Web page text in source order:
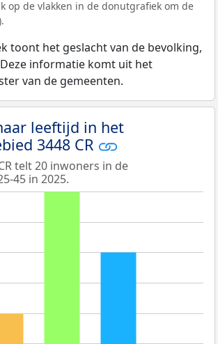
op de vlakken in de donutgrafiek om de
toont het geslacht van de bevolking,
informatie komt uit het
van de gemeenten.
leeftijd in het
3448 CR
telt 20 inwoners in de
45 in 2025.